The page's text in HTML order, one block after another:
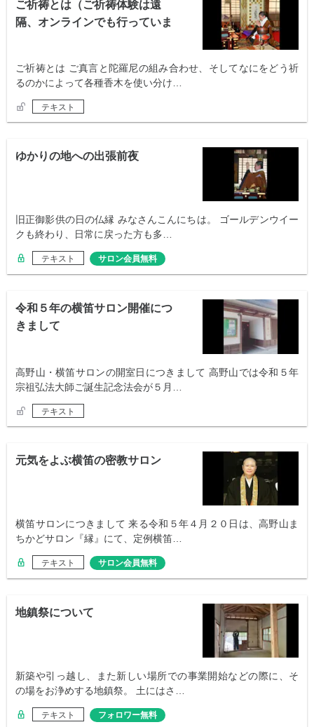
ご祈祷とは（ご祈祷体験は遠
隔、オンラインでも行っていま
ご祈祷とは ご真言と陀羅尼の組み合わせ、そしてなにをどう祈
るのかによって各種香木を使い分け…
テキスト
ゆかりの地への出張前夜
旧正御影供の日の仏縁 みなさんこんにちは。 ゴールデンウイー
クも終わり、日常に戻った方も多…
テキスト サロン会員無料
令和５年の横笛サロン開催につ
きまして
高野山・横笛サロンの開室日につきまして 高野山では令和５年
宗祖弘法大師ご誕生記念法会が５月…
テキスト
元気をよぶ横笛の密教サロン
横笛サロンにつきまして 来る令和５年４月２０日は、高野山ま
ちかどサロン『縁』にて、定例横笛…
テキスト サロン会員無料
地鎮祭について
新築や引っ越し、また新しい場所での事業開始などの際に、そ
の場をお浄めする地鎮祭。 土にはさ…
テキスト フォロワー無料